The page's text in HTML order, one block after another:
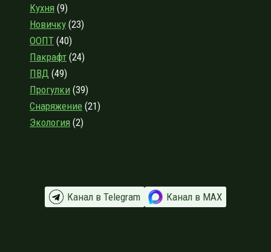
Кухня (9)
Новичку (23)
ООПТ (40)
Пакрафт (24)
ПВД (49)
Прогулки (39)
Снаряжение (21)
Экология (2)
Канал в Telegram Канал в МАХ